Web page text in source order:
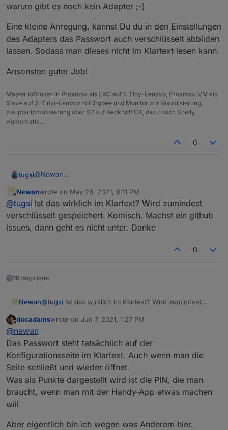
warum gibt es noch kein Adapter ;-)
Eine kleine Anregung, kannst Du du in den Einstellungen
des Adapters das Passwort auch verschlüsselt abbilden
lassen. Sodass man dieses nicht im Klartext lesen kann.
Ansonsten guter Job!
Master ioBroker in Proxmox als LXC auf 1. Tiny-Lenovo, Proxmox-VM als
Slave auf 2. Tinyi-Lenovo mit Zigbee und Monitor zur Visualisierung,
Hauptautomatisierung über S7 auf Beckhoff CX, dazu noch Shelly,
Homematic...
0
tugsi@Newan
Funktioniert soweit alles gut.
Ich hatte bisher die Abfrage meines KIAs zum testen per
Script unter Linux gemacht und mir schon gedacht,
warum gibt es noch kein Adapter ;-)
Eine kleine Anregung, kannst Du du in den Einstellungen
des Adapters das Passwort auch verschlüsselt abbilden
lassen. Sodass man dieses nicht im Klartext lesen kann.
Ansonsten guter Job!
Offline
Newanwrote on May 28, 2021, 8:11 PM
last edited by
@tugsi Ist das wirklich im Klartext? Wird zumindest
verschlüsselt gespeichert. Komisch. Machst ein github
issues, dann geht es nicht unter. Danke
0
10 days later
Newan@tugsi Ist das wirklich im Klartext? Wird zumindest
issues, dann geht es nicht unter. Danke
docadamswrote on Jun 7, 2021, 1:27 PM
last edited by
@newan
Das Passwort steht tatsächlich auf der
Konfigurationsseite im Klartext. Auch wenn man die
Seite schließt und wieder öffnet.
Was als Punkte dargestellt wird ist die PIN, die man
braucht, wenn man mit der Handy-App etwas machen
will.
Aber eigentlich bin ich wegen was Anderem hier.